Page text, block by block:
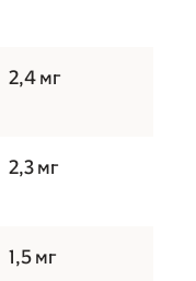
2,4 мг
2,3 мг
1,5 мг